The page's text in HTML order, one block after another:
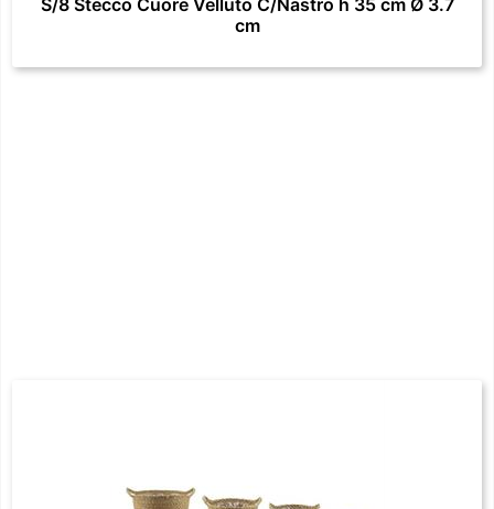
S/8 Stecco Cuore Velluto C/Nastro h 35 cm Ø 3.7
cm